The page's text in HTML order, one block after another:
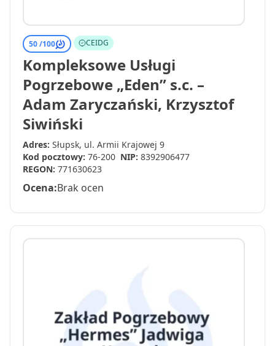
50 /100 CEIDG
Kompleksowe Usługi
Pogrzebowe „Eden” s.c. –
Adam Zaryczański, Krzysztof
Siwiński
Adres: Słupsk, ul. Armii Krajowej 9
Kod pocztowy: 76-200 NIP: 8392906477
REGON: 771630623
Ocena:Brak ocen